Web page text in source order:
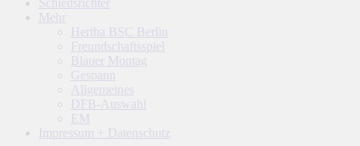
Schiedsrichter
Mehr
Hertha BSC Berlin
Freundschaftsspiel
Blauer Montag
Gespann
Allgemeines
DFB-Auswahl
EM
Impressum + Datenschutz